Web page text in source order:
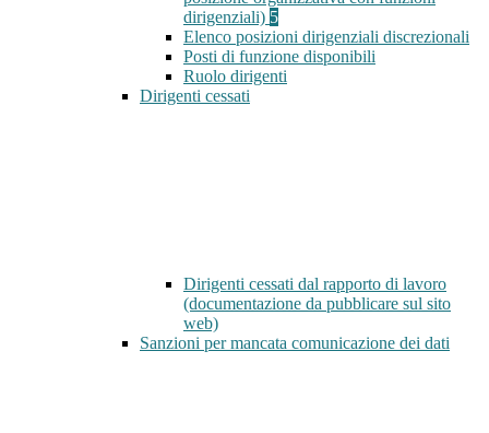
dirigenziali) 5
Elenco posizioni dirigenziali discrezionali
Posti di funzione disponibili
Ruolo dirigenti
Dirigenti cessati
Dirigenti cessati dal rapporto di lavoro
(documentazione da pubblicare sul sito
web)
Sanzioni per mancata comunicazione dei dati